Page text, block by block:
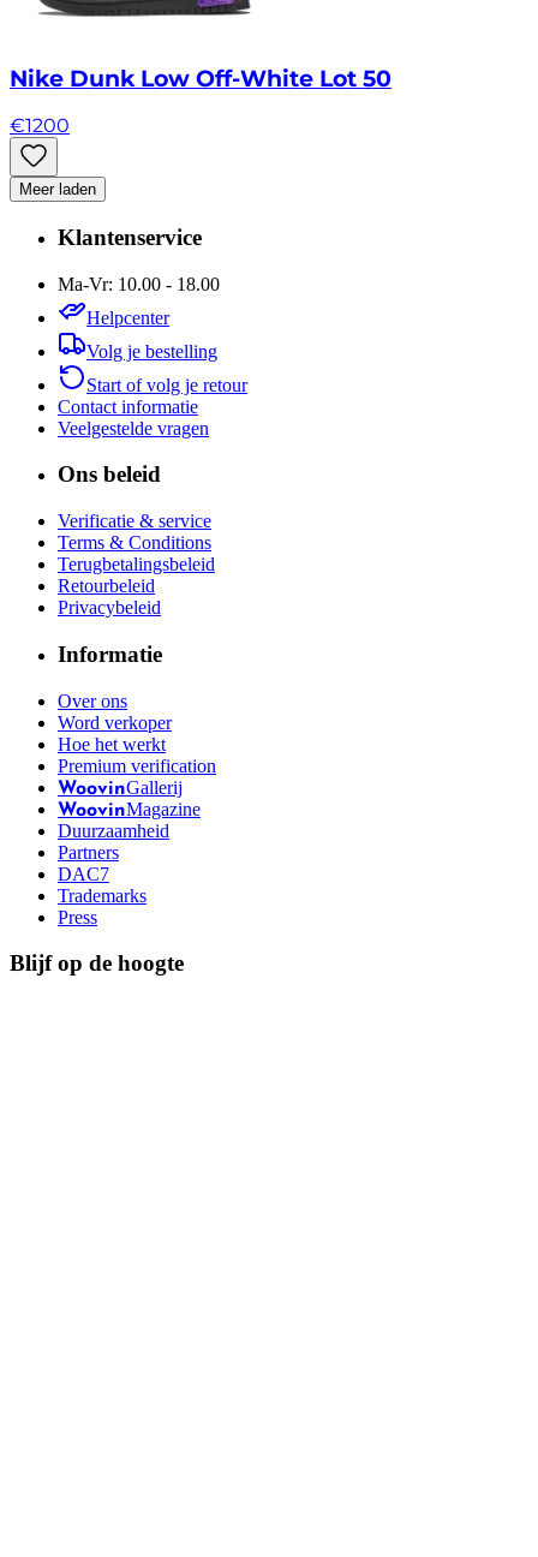
Nike Dunk Low Off-White Lot 50
€1200
Meer laden
Klantenservice
Ma-Vr: 10.00 - 18.00
Helpcenter
Volg je bestelling
Start of volg je retour
Contact informatie
Veelgestelde vragen
Ons beleid
Verificatie & service
Terms & Conditions
Terugbetalingsbeleid
Retourbeleid
Privacybeleid
Informatie
Over ons
Word verkoper
Hoe het werkt
Premium verification
WoovinGallerij
WoovinMagazine
Duurzaamheid
Partners
DAC7
Trademarks
Press
Blijf op de hoogte